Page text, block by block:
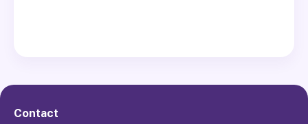
Contact